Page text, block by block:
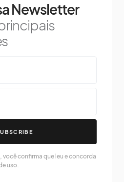
Newsletter
você confirma que leu e concorda
uso.